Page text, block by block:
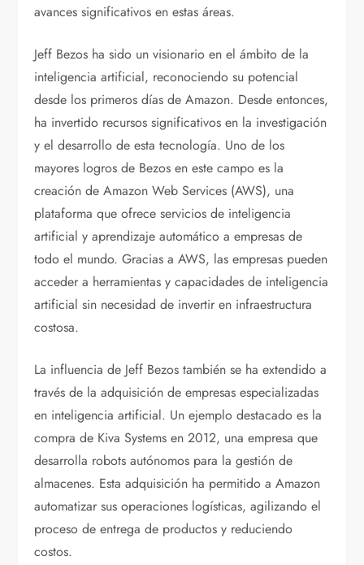
avances significativos en estas áreas.
Jeff Bezos ha sido un visionario en el ámbito de la
inteligencia artificial, reconociendo su potencial
desde los primeros días de Amazon. Desde entonces,
ha invertido recursos significativos en la investigación
y el desarrollo de esta tecnología. Uno de los
mayores logros de Bezos en este campo es la
creación de Amazon Web Services (AWS), una
plataforma que ofrece servicios de inteligencia
artificial y aprendizaje automático a empresas de
todo el mundo. Gracias a AWS, las empresas pueden
acceder a herramientas y capacidades de inteligencia
artificial sin necesidad de invertir en infraestructura
costosa.
La influencia de Jeff Bezos también se ha extendido a
través de la adquisición de empresas especializadas
en inteligencia artificial. Un ejemplo destacado es la
compra de Kiva Systems en 2012, una empresa que
desarrolla robots autónomos para la gestión de
almacenes. Esta adquisición ha permitido a Amazon
automatizar sus operaciones logísticas, agilizando el
proceso de entrega de productos y reduciendo
costos.